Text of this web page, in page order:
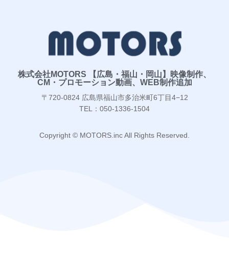
株式会社MOTORS 【広島・福山・岡山】映像制作、
CM・プロモーション動画、WEB制作追加
〒720-0824 広島県福山市多治米町6丁目4−12
TEL：050-1336-1504
Copyright © MOTORS.inc All Rights Reserved.